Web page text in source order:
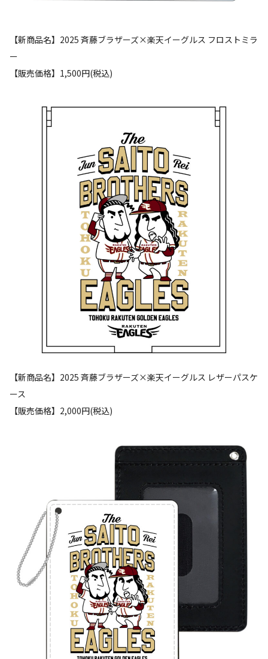
【新商品名】2025 斉藤ブラザーズ×楽天イーグルス フロストミラ
ー
【販売価格】1,500円(税込)
【新商品名】2025 斉藤ブラザーズ×楽天イーグルス レザーパスケ
ース
【販売価格】2,000円(税込)